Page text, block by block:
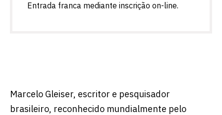
Marcelo Gleiser, escritor e pesquisador
brasileiro, reconhecido mundialmente pelo
Entrada franca mediante inscrição on-line.